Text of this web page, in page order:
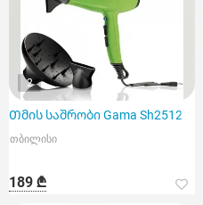
2
Თმის საშრობი Gama Sh2512
თბილისი
189 ₾